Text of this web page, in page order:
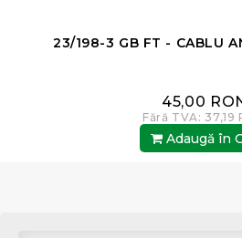
23/198-3 GB FT - CABLU
45,00
Fără TVA: 37,19
Adaugă în